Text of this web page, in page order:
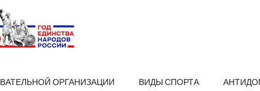
ОРГАНИЗАЦИИ ВИДЫ СПОРТА